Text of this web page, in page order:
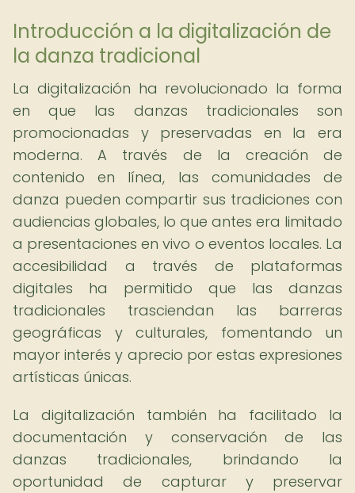
Introducción a la digitalización de
la danza tradicional
La digitalización ha revolucionado la forma
en que las danzas tradicionales son
promocionadas y preservadas en la era
moderna. A través de la creación de
contenido en línea, las comunidades de
danza pueden compartir sus tradiciones con
audiencias globales, lo que antes era limitado
a presentaciones en vivo o eventos locales. La
accesibilidad a través de plataformas
digitales ha permitido que las danzas
tradicionales trasciendan las barreras
geográficas y culturales, fomentando un
mayor interés y aprecio por estas expresiones
artísticas únicas.
La digitalización también ha facilitado la
documentación y conservación de las
danzas tradicionales, brindando la
oportunidad de capturar y preservar